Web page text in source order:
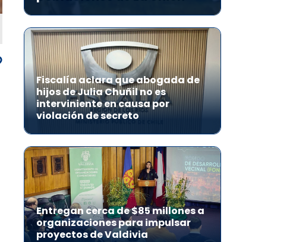
Fiscalía aclara que abogada de
hijos de Julia Chuñil no es
interviniente en causa por
violación de secreto
Entregan cerca de $85 millones a
organizaciones para impulsar
proyectos de Valdivia